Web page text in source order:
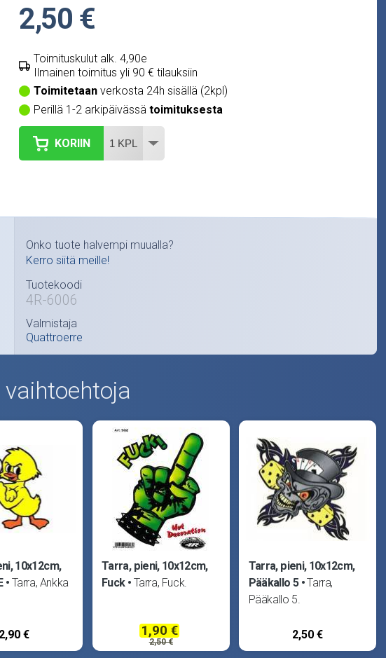
2,50 €
Toimituskulut alk. 4,90e
Ilmainen toimitus yli 90 € tilauksiin
Toimitetaanverkosta 24h sisällä (2kpl)
Perillä 1-2 arkipäivässä toimituksesta
KORIIN
Onko tuote halvempi muualla?
Kerro siitä meille!
Tuotekoodi
4R-6006
Valmistaja
Quattroerre
10x12cm,
Tarra, Ankka
2,90 €
Tarra, pieni, 10x12cm,
Fuck
Tarra, Fuck.
1,90 €
2,50 €
Tarra, pieni, 10x12cm,
Pääkallo 5
Tarra,
Pääkallo 5.
2,50 €